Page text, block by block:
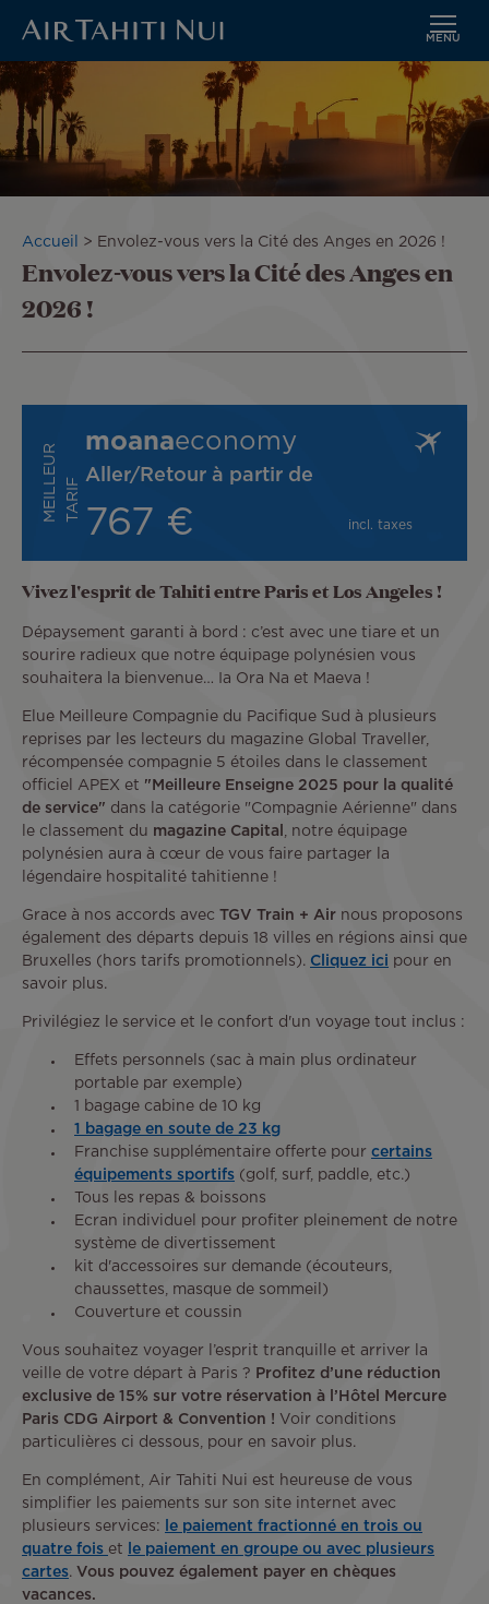
Aller
au
contenu
principal
MENU
Fil
d'Ariane
Accueil Envolez-vous vers la Cité des Anges en 2026 !
Envolez-vous vers la Cité des Anges en
2026 !
Vivez l'esprit de Tahiti entre Paris et Los Angeles !
Dépaysement garanti à bord : c’est avec une tiare et un
sourire radieux que notre équipage polynésien vous
souhaitera la bienvenue… Ia Ora Na et Maeva !
Elue Meilleure Compagnie du Pacifique Sud à plusieurs
reprises par les lecteurs du magazine Global Traveller,
récompensée compagnie 5 étoiles dans le classement
officiel APEX et "Meilleure Enseigne 2025 pour la qualité
de service" dans la catégorie "Compagnie Aérienne" dans
le classement du
magazine Capital
, notre équipage
polynésien aura à cœur de vous faire partager la
légendaire hospitalité tahitienne !
Grace à nos accords avec TGV Train + Air nous proposons
également des départs depuis 18 villes en régions ainsi que
Bruxelles (hors tarifs promotionnels). Cliquez ici
pour en
savoir plus.
Privilégiez le service et le confort d'un voyage tout inclus :
Effets personnels (sac à main plus ordinateur
portable par exemple)
1 bagage cabine de 10 kg
1 bagage en soute de 23 kg
Franchise supplémentaire offerte pour certains
équipements sportifs (golf, surf, paddle, etc.)
Tous les repas & boissons
Ecran individuel pour profiter pleinement de notre
système de divertissement
kit d'accessoires sur demande (écouteurs,
chaussettes, masque de sommeil)
Couverture et coussin
Vous souhaitez voyager l’esprit tranquille et arriver la
veille de votre départ à Paris ?
Profitez d’une réduction
exclusive de 15% sur votre réservation à l’Hôtel Mercure
Paris CDG Airport & Convention ! Voir conditions
particulières ci dessous, pour en savoir plus.
En complément, Air Tahiti Nui est heureuse de vous
simplifier les paiements sur son site internet avec
plusieurs services:
le paiement fractionné en trois ou
quatre fois et
le paiement en groupe ou avec plusieurs
cartes. Vous pouvez également payer en chèques
vacances.
M
E
I
L L
E
U
R
T
A
R
I F
moanaeconomy
Aller/Retour à partir de
767 € incl. taxes